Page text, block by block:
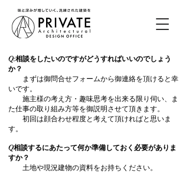
Q:相談をしたいのですがどうすればいいのでしょう
か？
まずは御問合せフォームから御連絡を頂けると幸
いです。
施主様の考え方・趣味思考を出来る限り伺い、ま
た仕事の取り組み方等を御説明させて頂きます。
初回は顔合わせ程度と考えて頂ければと思いま
す。
Q相談するにあたって何か準備しておく必要がありま
すか？
土地や現況建物の資料をお持ちください。